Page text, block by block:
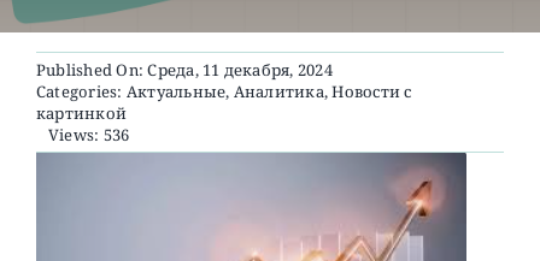
АКТУАЛЬНЫЕ
О ПРОЕКТЕ
Published On: Среда, 11 декабря, 2024
Categories: Актуальные, Аналитика,Новости с
картинкой
Views: 536